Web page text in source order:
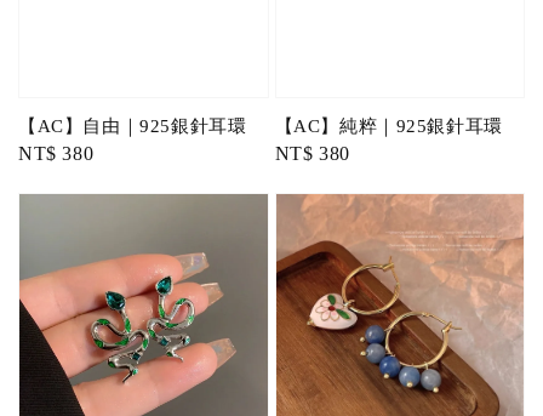
【AC】自由｜925銀針耳環
Regular
NT$ 380
【AC】純粹｜925銀針耳環
Regular
NT$ 380